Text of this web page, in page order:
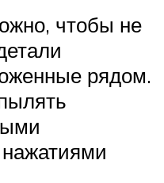
чтобы не
рядом.